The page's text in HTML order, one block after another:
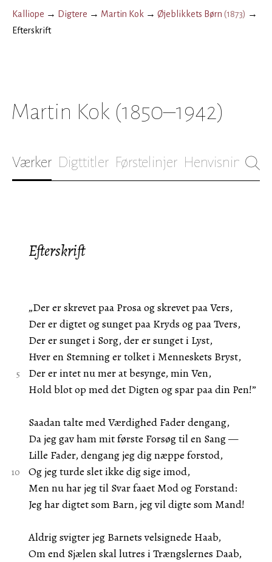
Kalliope → Digtere → Martin Kok → Øjeblikkets Børn (1873) →
Efterskrift
Martin Kok (1850–1942)
Værker Digttitler Førstelinjer Henvisninger
Efterskrift
„Der er skrevet paa Prosa og skrevet paa Vers,
Der er digtet og sunget paa Kryds og paa Tvers,
Der er sunget i Sorg, der er sunget i Lyst,
Hver en Stemning er tolket i Menneskets Bryst,
Der er intet nu mer at besynge, min Ven,
Hold blot op med det Digten og spar paa din Pen!”
Saadan talte med Værdighed Fader dengang,
Da jeg gav ham mit første Forsøg til en Sang —
Lille Fader, dengang jeg dig næppe forstod,
Og jeg turde slet ikke dig sige imod,
Men nu har jeg til Svar faaet Mod og Forstand:
Jeg har digtet som Barn, jeg vil digte som Mand!
Aldrig svigter jeg Barnets velsignede Haab,
Om end Sjælen skal lutres i Trængslernes Daab,